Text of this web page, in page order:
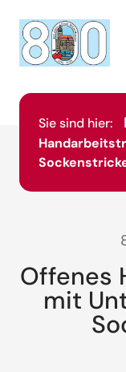
Sie sind hier:
Offenes
mit